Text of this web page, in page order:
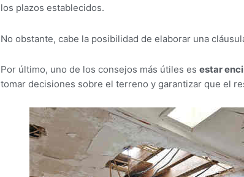
los plazos establecidos.
No obstante, cabe la posibilidad de elaborar una
Por último, uno de los consejos más útiles es estar
tomar decisiones sobre el terreno y garantizar que el